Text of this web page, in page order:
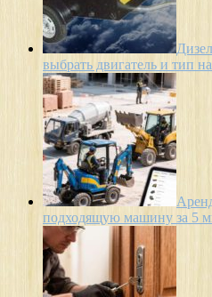
выбрать двигатель и тип
подходящую машину за 5